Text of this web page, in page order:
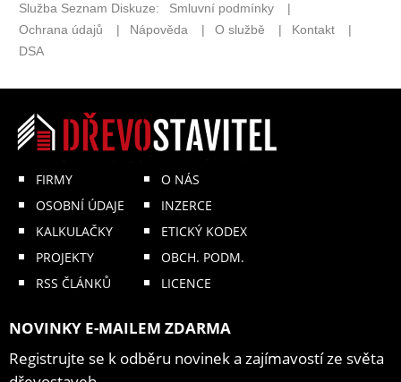
FIRMY
OSOBNÍ ÚDAJE
KALKULAČKY
PROJEKTY
RSS ČLÁNKŮ
O NÁS
INZERCE
ETICKÝ KODEX
OBCH. PODM.
LICENCE
NOVINKY E-MAILEM ZDARMA
Registrujte se k odběru novinek a zajímavostí ze světa